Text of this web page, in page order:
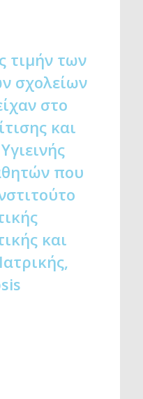
τιμήν των
σχολείων
στο
και
που
και